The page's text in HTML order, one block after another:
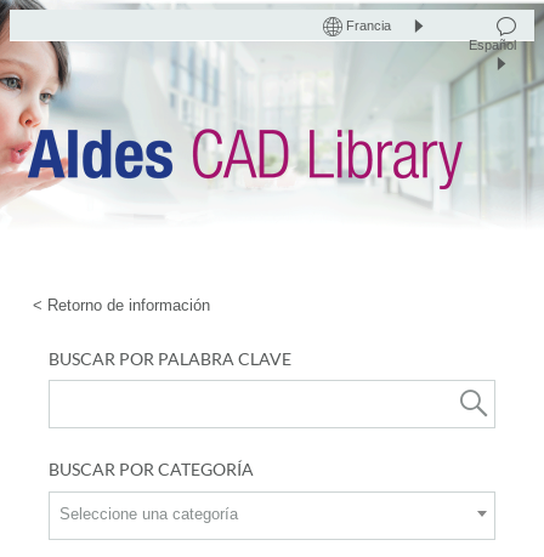
Francia
Español
< Retorno de información
BUSCAR POR PALABRA CLAVE
BUSCAR POR CATEGORÍA
Seleccione una categoría